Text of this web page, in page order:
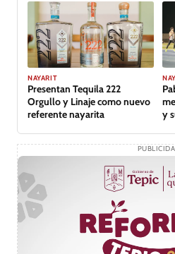
GALERÍA
NAYARIT
Presentan Tequila 222
Orgullo y Linaje como nuevo
referente nayarita
y